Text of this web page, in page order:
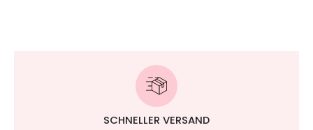
SCHNELLER VERSAND